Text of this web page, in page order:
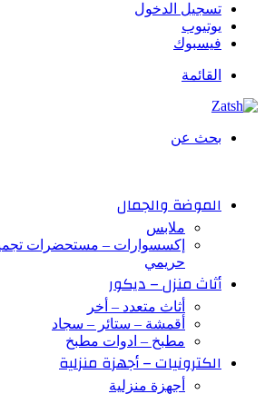
تسجيل الدخول
يوتيوب
فيسبوك
القائمة
بحث عن
الموضة والجمال
ملابس
إكسسوارات – مستحضرات
حريمي
أثاث منزل – ديكور
أثاث متعدد – أخر
أقمشة – ستائر – سجاد
مطبخ – ادوات مطبخ
الكترونيات – أجهزة منزلية
أجهزة منزلية